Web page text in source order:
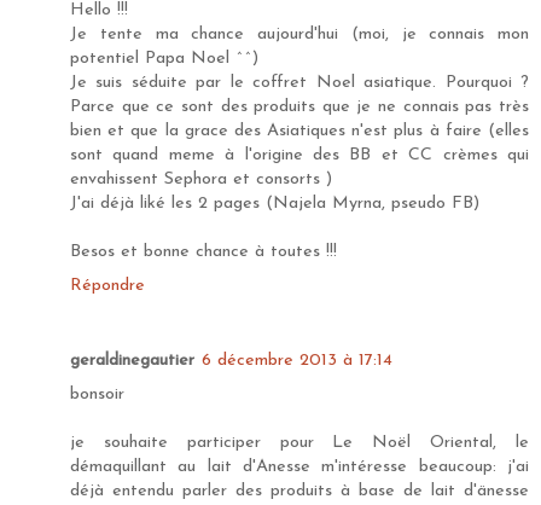
Hello !!!
Je tente ma chance aujourd'hui (moi, je connais mon
potentiel Papa Noel ^^)
Je suis séduite par le coffret Noel asiatique. Pourquoi ?
Parce que ce sont des produits que je ne connais pas très
bien et que la grace des Asiatiques n'est plus à faire (elles
sont quand meme à l'origine des BB et CC crèmes qui
envahissent Sephora et consorts )
J'ai déjà liké les 2 pages (Najela Myrna, pseudo FB)
Besos et bonne chance à toutes !!!
Répondre
geraldinegautier 6 décembre 2013 à 17:14
bonsoir
je souhaite participer pour Le Noël Oriental, le
démaquillant au lait d'Anesse m'intéresse beaucoup: j'ai
déjà entendu parler des produits à base de lait d'änesse